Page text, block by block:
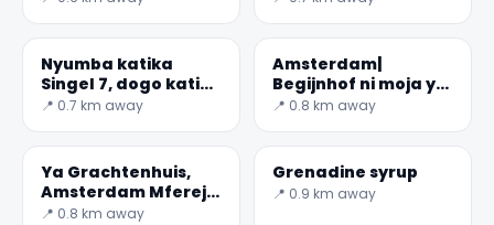
Nyumba katika
Singel 7, dogo katika
dunia
📍 0.7 km away
Amsterdam|
Begijnhof ni moja ya
kongwe ndani ya
📍 0.8 km away
Ya Grachtenhuis,
Amsterdam Mfereji
Makumbusho
📍 0.8 km away
Grenadine syrup
📍 0.9 km away